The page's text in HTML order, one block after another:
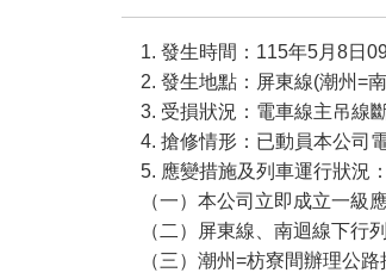
1. 發生時間：115年5月8日09
2. 發生地點：屏東線(潮州=南
3. 受損狀況：電車線主吊線
4. 搶修情形：已動員本公司
5. 應變措施及列車運行狀況：
（一）本公司立即成立一級
（二）屏東線、南迴線下行
（三）潮州=枋寮間辦理公